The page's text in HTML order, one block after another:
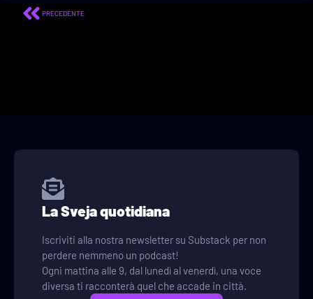
PRECEDENTE
La Sveja quotidiana
Iscriviti alla nostra newsletter su Substack per non
perdere nemmeno un podcast!
Ogni mattina alle 9, dal lunedì al venerdì, una voce
diversa ti racconterà quel che accade in città.